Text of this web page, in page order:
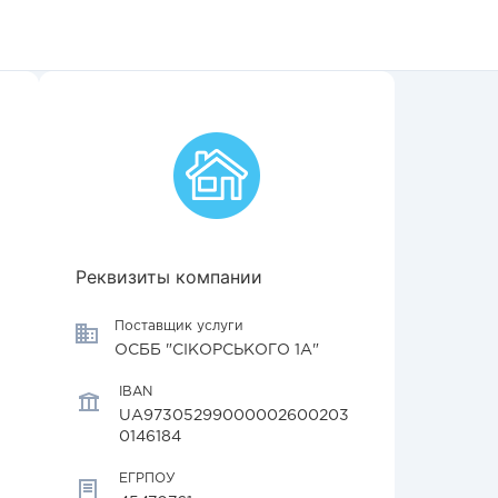
Реквизиты компании
Поставщик услуги
ОСББ "СІКОРСЬКОГО 1А"
IBAN
UA97305299000002600203
0146184
ЕГРПОУ